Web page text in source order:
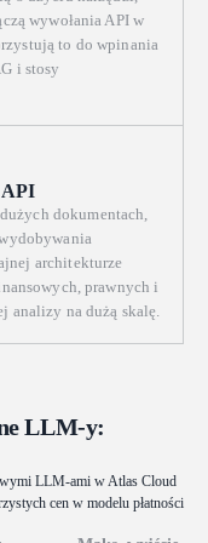
są ścisła
i impulsów w
efekt od razu po
wywołania API w
to do wpinania
i stosy
API
dokumentach,
architekturze
prawnych i
analizy na dużą skalę.
LLM-y:
LLM-ami w Atlas Cloud
cen w modelu płatności